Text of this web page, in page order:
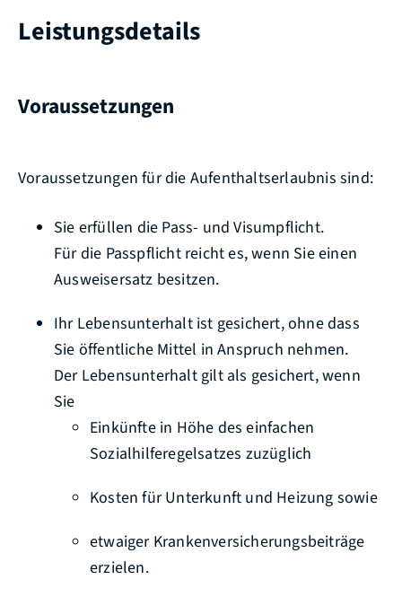
Leistungsdetails
Voraussetzungen
Voraussetzungen für die Aufenthaltserlaubnis sind:
Sie erfüllen die Pass- und Visumpflicht.
Für die Passpflicht reicht es, wenn Sie einen
Ausweisersatz besitzen.
Ihr Lebensunterhalt ist gesichert, ohne dass
Sie öffentliche Mittel in Anspruch nehmen.
Der Lebensunterhalt gilt als gesichert, wenn
Sie
Einkünfte in Höhe des einfachen
Sozialhilferegelsatzes zuzüglich
Kosten für Unterkunft und Heizung sowie
etwaiger Krankenversicherungsbeiträge
erzielen.